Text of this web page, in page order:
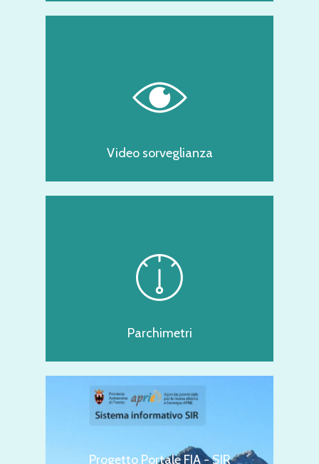
Video sorveglianza
Parchimetri
Progetto Portale FIA - SIR